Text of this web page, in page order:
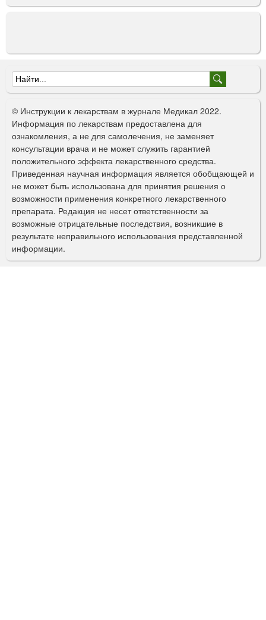
Ф
о
р
м
а
п
о
и
с
к
© Инструкции к лекарствам в журнале Медикал 2022.
Информация по лекарствам предоставлена для
ознакомления, а не для самолечения, не заменяет
консультации врача и не может служить гарантией
положительного эффекта лекарственного средства.
Приведенная научная информация является обобщающей и
не может быть использована для принятия решения о
возможности применения конкретного лекарственного
препарата. Редакция не несет ответственности за
возможные отрицательные последствия, возникшие в
результате неправильного использования представленной
информации.